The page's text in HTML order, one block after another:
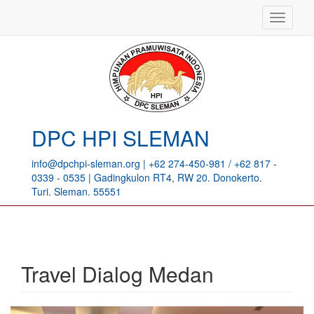
DPC HPI SLEMAN
info@dpchpi-sleman.org | +62 274-450-981 / +62 817 -
0339 - 0535 | Gadingkulon RT4, RW 20. Donokerto.
Turi. Sleman. 55551
MENU
Travel Dialog Medan